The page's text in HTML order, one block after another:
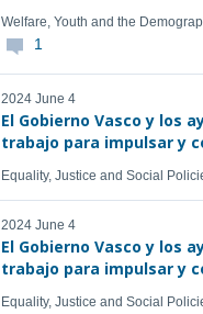
Welfare, Youth and the
1
2024 June 4
El Gobierno Vasco y los
trabajo para impulsar y
Equality, Justice and Social
2024 June 4
El Gobierno Vasco y los
trabajo para impulsar y
Equality, Justice and Social